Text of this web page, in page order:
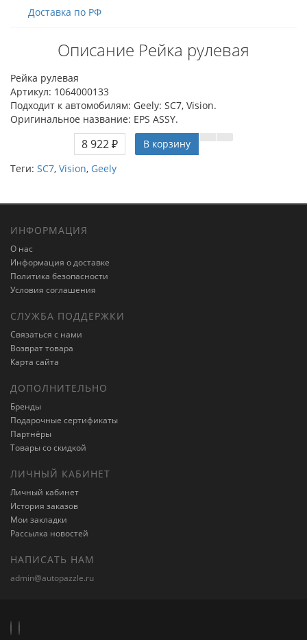
Доставка по РФ
Описание Рейка рулевая
Рейка рулевая
Артикул: 1064000133
Подходит к автомобилям: Geely: SC7, Vision.
Оригинальное название: EPS ASSY.
8 922 ₽
В корзину
Теги: SC7, Vision, Geely
ИНФОРМАЦИЯ
О нас
Информация о доставке
Политика безопасности
Условия соглашения
СЛУЖБА ПОДДЕРЖКИ
Связаться с нами
Возврат товара
Карта сайта
ДОПОЛНИТЕЛЬНО
Бренды
Подарочные сертификаты
Партнёры
Товары со скидкой
ЛИЧНЫЙ КАБИНЕТ
Личный кабинет
История заказов
Мои закладки
Рассылка новостей
НАПИСАТЬ НАМ
admin@autopazzle.ru